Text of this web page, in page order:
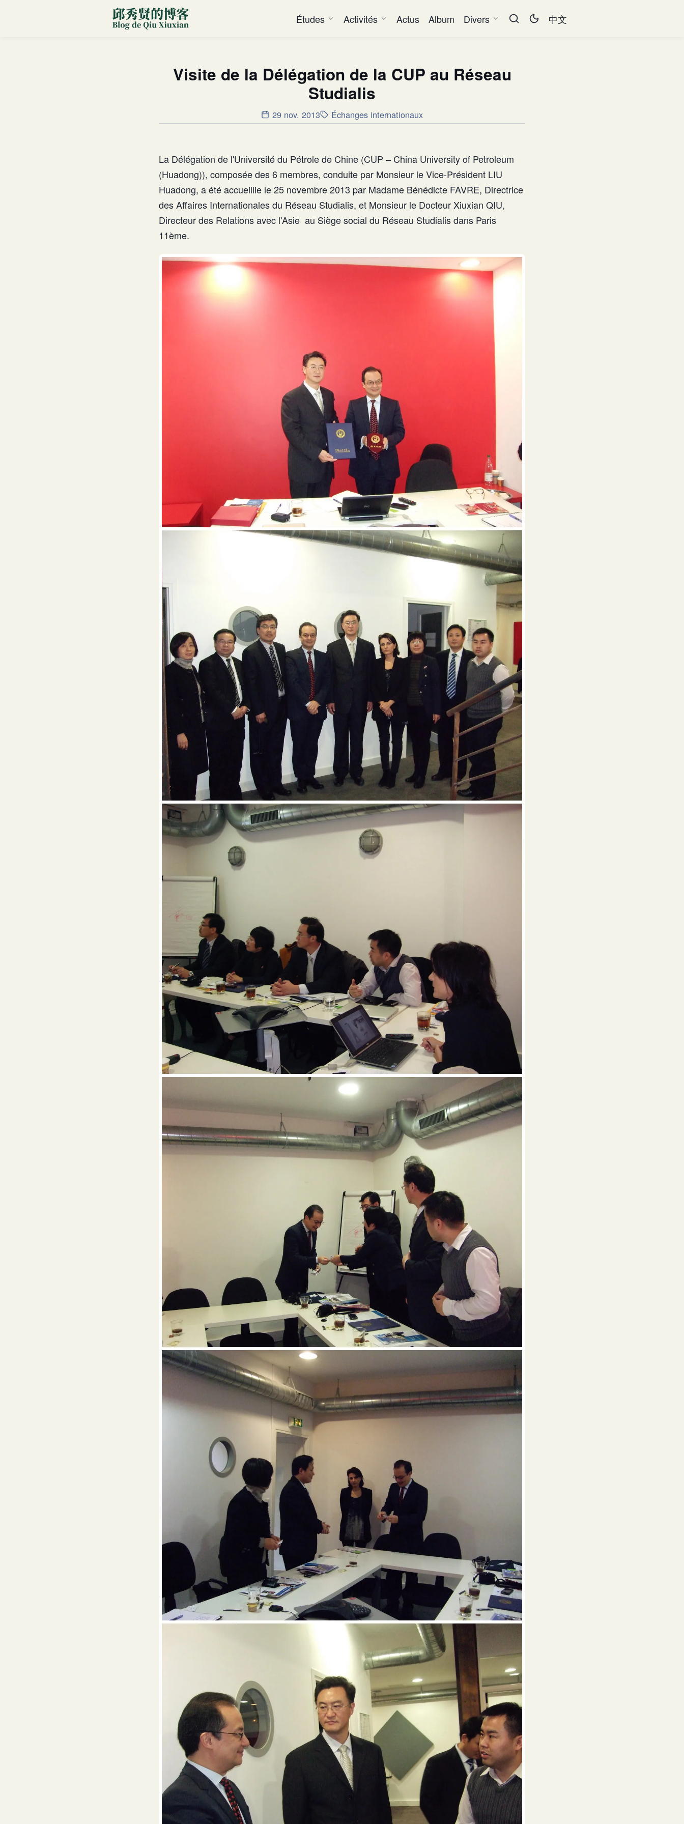
Études Activités Actus Album Divers 中文
Visite de la Délégation de la CUP au Réseau
Studialis
29 nov. 2013 Échanges internationaux
La Délégation de l'Université du Pétrole de Chine (CUP – China University of Petroleum
(Huadong)), composée des 6 membres, conduite par Monsieur le Vice-Président LIU
Huadong, a été accueillie le 25 novembre 2013 par Madame Bénédicte FAVRE, Directrice
des Affaires Internationales du Réseau Studialis, et Monsieur le Docteur Xiuxian QIU,
Directeur des Relations avec l'Asie au Siège social du Réseau Studialis dans Paris
11ème.